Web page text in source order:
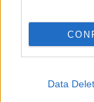
Data
Descubre el
cómo
Javier Ortega · 6
CONSEJOS